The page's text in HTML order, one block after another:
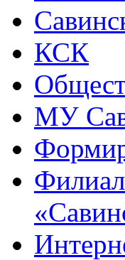
КСК
МУ